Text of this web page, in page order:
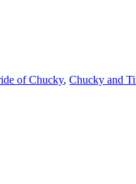
of Chucky,Chucky and